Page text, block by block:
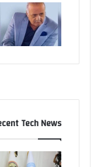
Tech News